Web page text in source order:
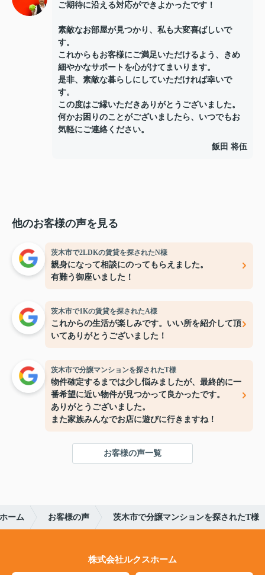
ご期待に沿える対応ができよかったです！
素敵なお部屋が見つかり、私も大変喜ばしいで
す。
これからもお客様にご満足いただけるよう、きめ
細やかなサポートを心がけてまいります。
是非、素敵な暮らしにしていただければ幸いで
す。
この度はご縁いただきありがとうございました。
何かお困りのことがございましたら、いつでもお
気軽にご連絡ください。
飯田 将伍
他のお客様の声を見る
茨木市で2LDKの賃貸を探されたN様
親身になって相談にのってもらえました。
有難う御座いました！
茨木市で1Kの賃貸を探されたA様
これからの生活が楽しみです。いい所を紹介して頂
いてありがとうございました！
茨木市で分譲マンションを探されたT様
物件確定するまでは少し悩みましたが、最終的に一
番希望に近い物件が見つかって良かったです。
ありがとうございました。
また家族みんなでお店に遊びに行きますね！
お客様の声一覧
ーム お客様の声 茨木市で分譲マンションを探されたT様
株式会社ルクスホーム